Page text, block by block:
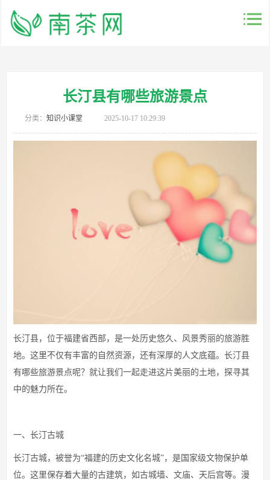
长汀县有哪些旅游景点
分类： 知识小课堂 2025-10-17 10:29:39
长汀县，位于福建省西部，是一处历史悠久、风景秀丽的旅游胜
地。这里不仅有丰富的自然资源，还有深厚的人文底蕴。长汀县
有哪些旅游景点呢？就让我们一起走进这片美丽的土地，探寻其
中的魅力所在。
一、长汀古城
长汀古城，被誉为“福建的历史文化名城”，是国家级文物保护单
位。这里保存着大量的古建筑，如古城墙、文庙、天后宫等。漫